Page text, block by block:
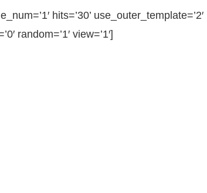
hits=’30’ use_outer_template=’2′
random=’1′ view=’1′]